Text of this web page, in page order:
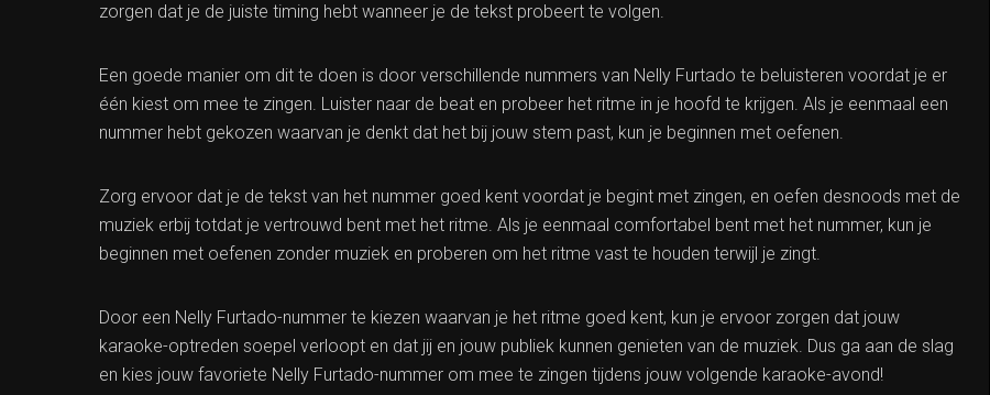
zorgen dat je de juiste timing hebt wanneer je de tekst probeert te volgen.
Een goede manier om dit te doen is door verschillende nummers van Nelly Furtado te beluisteren voordat je er
één kiest om mee te zingen. Luister naar de beat en probeer het ritme in je hoofd te krijgen. Als je eenmaal een
nummer hebt gekozen waarvan je denkt dat het bij jouw stem past, kun je beginnen met oefenen.
Zorg ervoor dat je de tekst van het nummer goed kent voordat je begint met zingen, en oefen desnoods met de
muziek erbij totdat je vertrouwd bent met het ritme. Als je eenmaal comfortabel bent met het nummer, kun je
beginnen met oefenen zonder muziek en proberen om het ritme vast te houden terwijl je zingt.
Door een Nelly Furtado-nummer te kiezen waarvan je het ritme goed kent, kun je ervoor zorgen dat jouw
karaoke-optreden soepel verloopt en dat jij en jouw publiek kunnen genieten van de muziek. Dus ga aan de slag
en kies jouw favoriete Nelly Furtado-nummer om mee te zingen tijdens jouw volgende karaoke-avond!